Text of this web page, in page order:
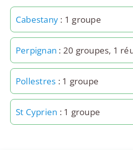
Cabestany : 1 groupe
Perpignan : 20 groupes, 1
Pollestres : 1 groupe
St Cyprien : 1 groupe